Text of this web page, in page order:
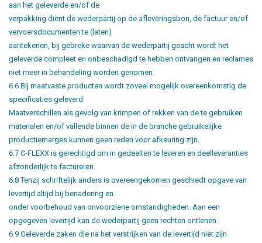
aan het geleverde en/of de
verpakking dient de wederpartij op de afleveringsbon, de factuur en/of
vervoersdocumenten te (laten)
aantekenen, bij gebreke waarvan de wederpartij geacht wordt het
geleverde compleet en onbeschadigd te hebben ontvangen en reclames
niet meer in behandeling worden genomen.
6.6 Bij maatvaste producten wordt zoveel mogelijk overeenkomstig de
specificaties geleverd.
Maatverschillen als gevolg van krimpen of rekken van de te gebruiken
materialen en/of vallende binnen de in de branche gebruikelijke
productiemarges kunnen geen reden voor afkeuring zijn.
6.7 C-FLEXX is gerechtigd om in gedeelten te leveren en deelleveranties
afzonderlijk te factureren.
6.8 Tenzij schriftelijk anders is overeengekomen geschiedt opgave van
levertijd altijd bij benadering en
onder voorbehoud van onvoorziene omstandigheden. Aan een
opgegeven levertijd kan de wederpartij geen rechten ontlenen.
6.9 Geleverde zaken die na het verstrijken van de levertijd niet zijn